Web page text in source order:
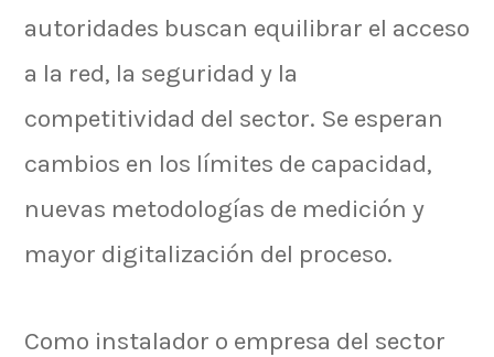
autoridades buscan equilibrar el acceso
a la red, la seguridad y la
competitividad del sector. Se esperan
cambios en los límites de capacidad,
nuevas metodologías de medición y
mayor digitalización del proceso.
Como instalador o empresa del sector